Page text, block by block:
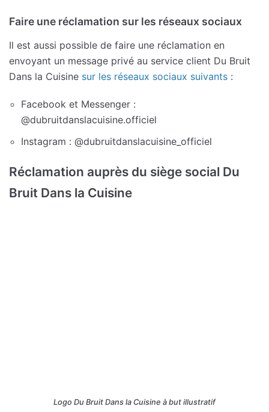
Faire une réclamation sur les réseaux sociaux
Il est aussi possible de faire une réclamation en
envoyant un message privé au service client Du Bruit
Dans la Cuisine sur les réseaux sociaux suivants :
Facebook et Messenger :
@dubruitdanslacuisine.officiel
Instagram : @dubruitdanslacuisine_officiel
Réclamation auprès du siège social Du
Bruit Dans la Cuisine
Logo Du Bruit Dans la Cuisine à but illustratif